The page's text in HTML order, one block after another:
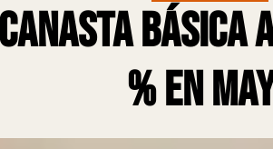
básica
% en